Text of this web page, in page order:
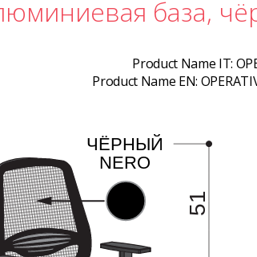
база,
Product Name IT:
Product Name EN: